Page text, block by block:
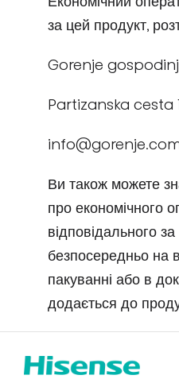
за цей продукт,
Gorenje
Partizanska cesta
Ви також можете
про економічного
відповідального
безпосередньо на
пакуванні або в
додається до